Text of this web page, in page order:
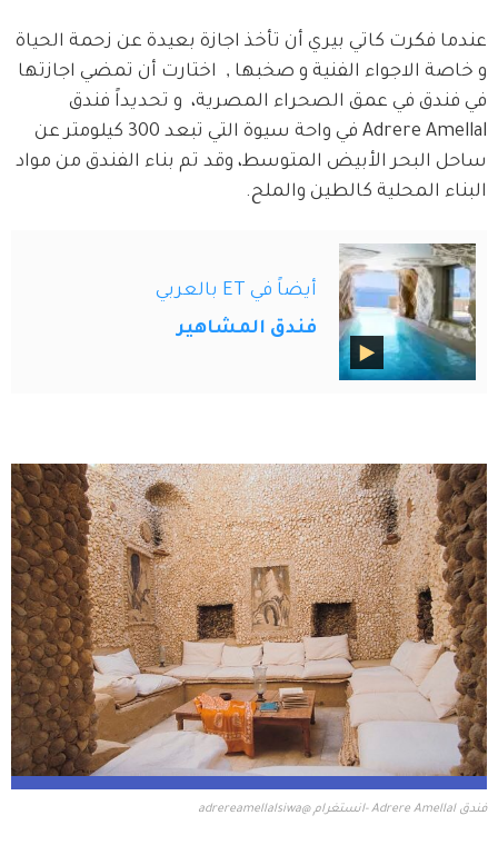
عندما فكرت كاتي بيري أن تأخذ اجازة بعيدة عن زحمة الحياة
و خاصة الاجواء الفنية و صخبها ,  اختارت أن تمضي اجازتها
في فندق في عمق الصحراء المصرية،  و تحديداً فندق
Adrere Amellal في واحة سيوة التي تبعد 300 كيلومتر عن
ساحل البحر الأبيض المتوسط، وقد تم بناء الفندق من مواد
البناء المحلية كالطين والملح.
أيضاً في ET بالعربي
فندق المشاهير
فندق Adrere Amellal -انستغرام @adrereamellalsiwa